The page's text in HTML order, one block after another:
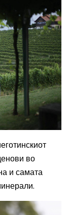
во
и самата